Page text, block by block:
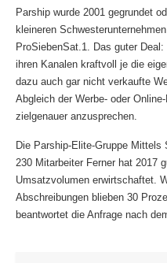
Parship wurde 2001 gegrundet
kleineren
ProSiebenSat.1. Das guter
ihren Kanalen kraftvoll je die
dazu auch gar nicht verkaufte
Abgleich der Werbe- oder
zielgenauer anzusprechen.
Die Parship-Elite-Gruppe
230 Mitarbeiter Ferner hat 2017
Umsatzvolumen erwirtschaftet.
Abschreibungen blieben 30
beantwortet die Anfrage nach